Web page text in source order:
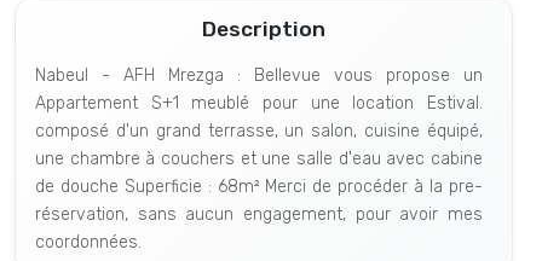
Description
Nabeul - AFH Mrezga : Bellevue vous propose un
Appartement S+1 meublé pour une location Estival.
composé d'un grand terrasse, un salon, cuisine équipé,
une chambre à couchers et une salle d'eau avec cabine
de douche Superficie : 68m² Merci de procéder à la pre-
réservation, sans aucun engagement, pour avoir mes
coordonnées.